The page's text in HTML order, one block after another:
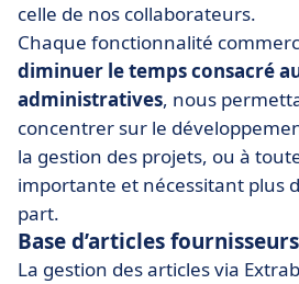
celle de nos collaborateurs.
Chaque fonctionnalité
diminuer le temps consacré
administratives, nous
concentrer sur le
la gestion des projets, ou à
importante et nécessitant plus
part.
Base d’articles fournisseurs
La gestion des articles via